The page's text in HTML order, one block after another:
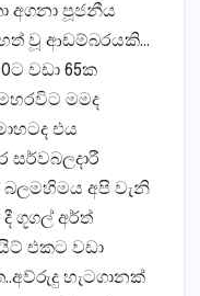
අගනා පූජනීය
වූ ආඩම්බරයකි…
වඩා 65ක
මමද
එය
අපි වැනි
ගූගල් අර්ත්
එකට වඩා
හැටගානක්